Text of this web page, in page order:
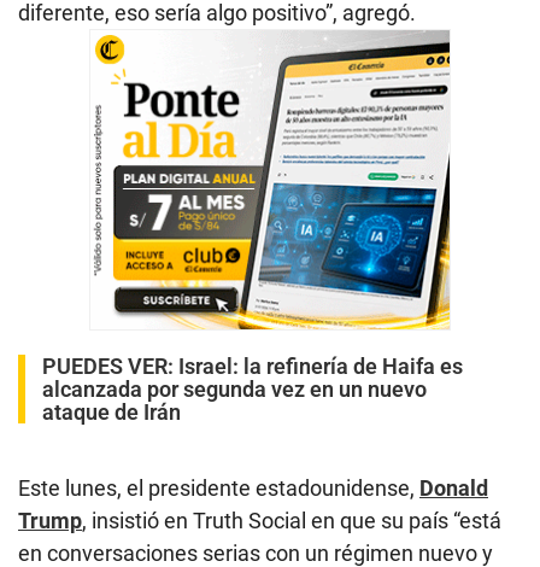
diferente, eso sería algo positivo”, agregó.
PUEDES VER: Israel: la refinería de Haifa es
alcanzada por segunda vez en un nuevo
ataque de Irán
Este lunes, el presidente estadounidense, Donald
Trump, insistió en Truth Social en que su país “está
en conversaciones serias con un régimen nuevo y